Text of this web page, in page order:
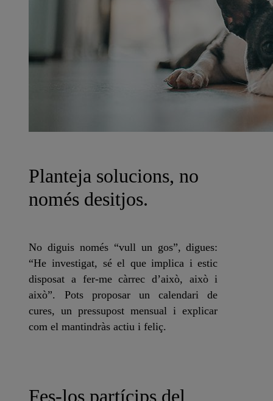
Planteja solucions, no
només desitjos.
No diguis només “vull un gos”, digues:
“He investigat, sé el que implica i estic
disposat a fer-me càrrec d’això, això i
això”. Pots proposar un calendari de
cures, un pressupost mensual i explicar
com el mantindràs actiu i feliç.
Fes-los partícips del